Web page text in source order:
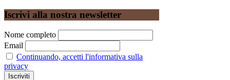
Iscrivi alla nostra newsletter
Nome completo
Email
Continuando, accetti l'informativa sulla
privacy